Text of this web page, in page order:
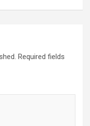
Required fields